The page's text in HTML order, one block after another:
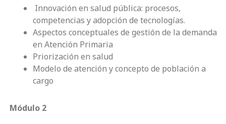
Innovación en salud pública: procesos,
competencias y adopción de tecnologías.
Aspectos conceptuales de gestión de la demanda
en Atención Primaria
Priorización en salud
Modelo de atención y concepto de población a
cargo
Módulo 2